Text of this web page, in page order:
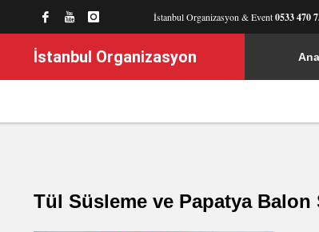
İstanbul Organizasyon & Event0533 470
İstanbul Organizasyon
Tül Süsleme ve Papatya Balon